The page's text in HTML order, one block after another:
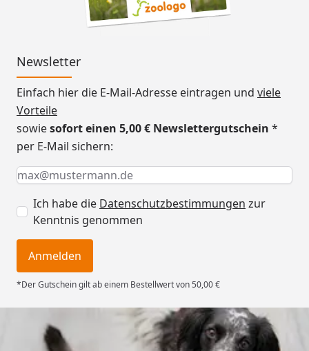
Newsletter
Einfach hier die E-Mail-Adresse eintragen und viele
Vorteile
sowiesofort einen 5,00 € Newslettergutschein *
per E-Mail sichern:
Keine Eingabe erforderlich
Eingabe erforderlich
E-Mail *
Ich habe die Datenschutzbestimmungen zur
Kenntnis genommen
Anmelden
*Der Gutschein gilt ab einem Bestellwert von 50,00 €